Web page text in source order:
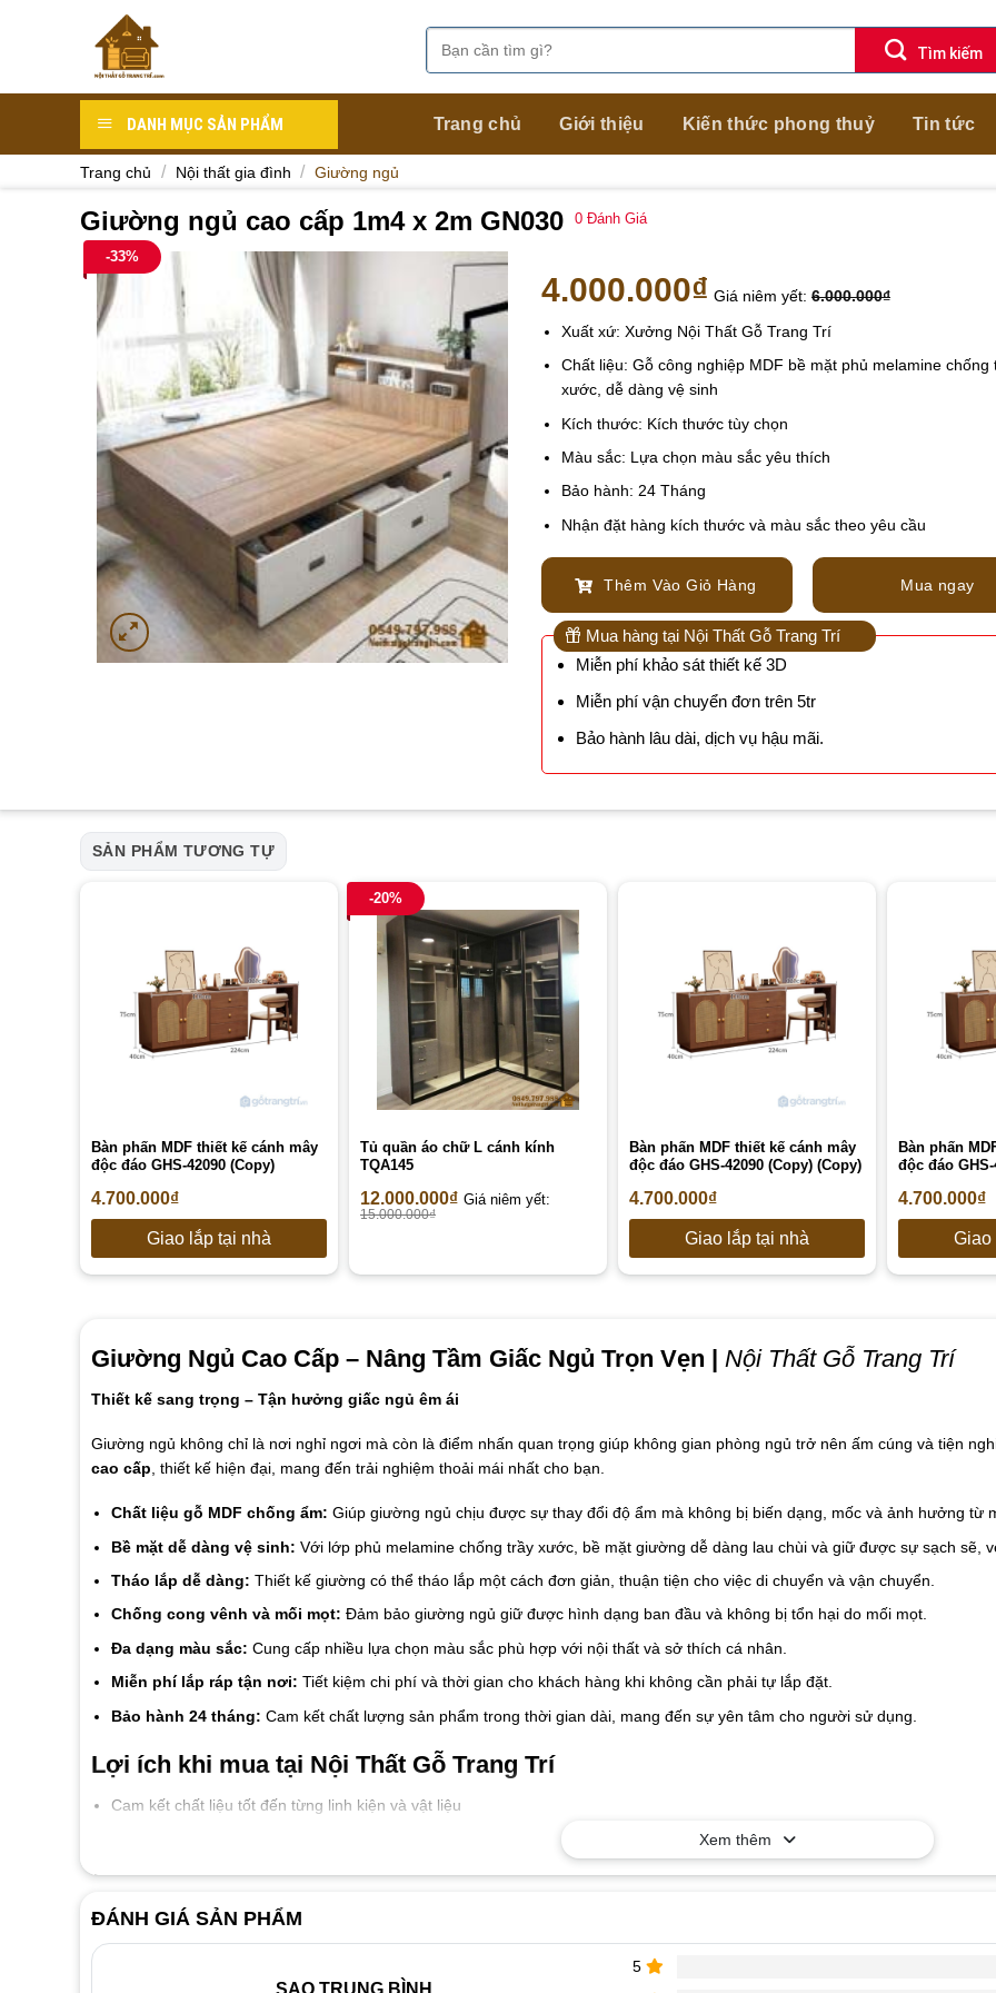
Tìm
kiếm:
DANH MỤC SẢN PHẨM Trang chủ Giới thiệu Kiến thức phong thuỷ Tin tức
Trang chủ / Nội thất gia đình / Giường ngủ
Giường ngủ cao cấp 1m4 x 2m GN030 0 Đánh Giá
-33%
4.000.000₫ Giá niêm yết: 6.000.000₫
Xuất xứ: Xưởng Nội Thất Gỗ Trang Trí
Chất liệu: Gỗ công nghiệp MDF bề mặt phủ melamine chống
xước, dễ dàng vệ sinh
Kích thước: Kích thước tùy chọn
Màu sắc: Lựa chọn màu sắc yêu thích
Bảo hành: 24 Tháng
Nhận đặt hàng kích thước và màu sắc theo yêu cầu
Thêm Vào Giỏ Hàng Mua ngay
Mua hàng tại Nội Thất Gỗ Trang Trí
Miễn phí khảo sát thiết kế 3D
Miễn phí vận chuyển đơn trên 5tr
Bảo hành lâu dài, dịch vụ hậu mãi.
SẢN PHẨM TƯƠNG TỰ
Bàn phấn MDF thiết kế cánh mây
độc đáo GHS-42090 (Copy)
4.700.000₫
Giao lắp tại nhà
-20%
Tủ quần áo chữ L cánh kính
TQA145
12.000.000₫ Giá niêm yết:
15.000.000₫
Bàn phấn MDF thiết kế cánh mây
độc đáo GHS-42090 (Copy) (Copy)
4.700.000₫
Giao lắp tại nhà
Bàn phấn
độc đáo
4.700.000₫
Giao
Giường Ngủ Cao Cấp – Nâng Tầm Giấc Ngủ Trọn Vẹn | Nội Thất Gỗ Trang Trí
Thiết kế sang trọng – Tận hưởng giấc ngủ êm ái
Giường ngủ không chỉ là nơi nghỉ ngơi mà còn là điểm nhấn quan trọng giúp không gian phòng ngủ trở nên ấm cúng và tiện
cao cấp , thiết kế hiện đại, mang đến trải nghiệm thoải mái nhất cho bạn.
Chất liệu gỗ MDF chống ẩm: Giúp giường ngủ chịu được sự thay đổi độ ẩm mà không bị biến dạng, mốc và ảnh hưởng từ
Bề mặt dễ dàng vệ sinh: Với lớp phủ melamine chống trầy xước, bề mặt giường dễ dàng lau chùi và giữ được sự sạch sẽ,
Tháo lắp dễ dàng: Thiết kế giường có thể tháo lắp một cách đơn giản, thuận tiện cho việc di chuyển và vận chuyển.
Chống cong vênh và mối mọt: Đảm bảo giường ngủ giữ được hình dạng ban đầu và không bị tổn hại do mối mọt.
Đa dạng màu sắc: Cung cấp nhiều lựa chọn màu sắc phù hợp với nội thất và sở thích cá nhân.
Miễn phí lắp ráp tận nơi: Tiết kiệm chi phí và thời gian cho khách hàng khi không cần phải tự lắp đặt.
Bảo hành 24 tháng: Cam kết chất lượng sản phẩm trong thời gian dài, mang đến sự yên tâm cho người sử dụng.
Lợi ích khi mua tại Nội Thất Gỗ Trang Trí
Cam kết chất liệu tốt đến từng linh kiện và vật liệu
Đội ngũ nhân viên nhiệt tình thân thiện
Dịch vụ bảo hành 2 năm, bảo trì trọn đời
Xem thêm
ĐÁNH GIÁ SẢN PHẨM
SAO TRUNG BÌNH
5